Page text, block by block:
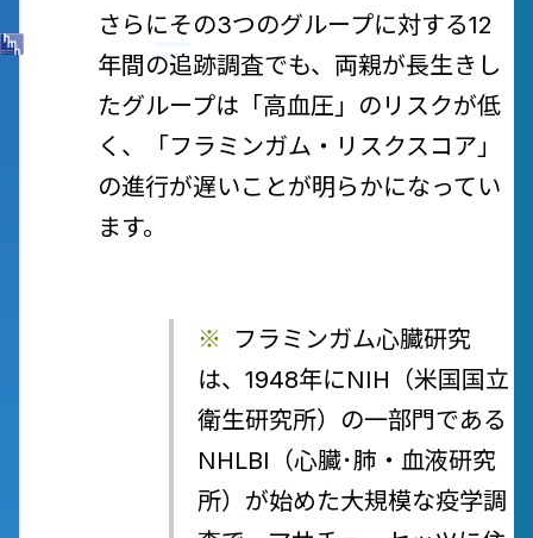
さらにその3つのグループに対する12
年間の追跡調査でも、両親が長生きし
たグループは「高血圧」のリスクが低
く、「フラミンガム・リスクスコア」
の進行が遅いことが明らかになってい
ます。
※ フラミンガム心臓研究
は、1948年にNIH（米国国立
衛生研究所）の一部門である
NHLBI（心臓･肺・血液研究
所）が始めた大規模な疫学調